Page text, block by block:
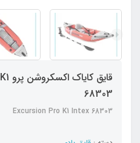
68303
Excursion Pro K1 Intex 68303